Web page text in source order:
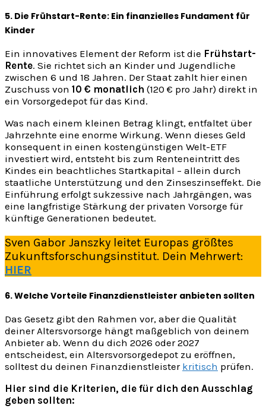
5. Die Frühstart-Rente: Ein finanzielles Fundament für
Kinder
Ein innovatives Element der Reform ist die Frühstart-
Rente. Sie richtet sich an Kinder und Jugendliche
zwischen 6 und 18 Jahren. Der Staat zahlt hier einen
Zuschuss von 10 € monatlich (120 € pro Jahr) direkt in
ein Vorsorgedepot für das Kind.
Was nach einem kleinen Betrag klingt, entfaltet über
Jahrzehnte eine enorme Wirkung. Wenn dieses Geld
konsequent in einen kostengünstigen Welt-ETF
investiert wird, entsteht bis zum Renteneintritt des
Kindes ein beachtliches Startkapital – allein durch
staatliche Unterstützung und den Zinseszinseffekt. Die
Einführung erfolgt sukzessive nach Jahrgängen, was
eine langfristige Stärkung der privaten Vorsorge für
künftige Generationen bedeutet.
Sven Gabor Janszky leitet Europas größtes
Zukunftsforschungsinstitut. Dein Mehrwert:
HIER
6. Welche Vorteile Finanzdienstleister anbieten sollten
Das Gesetz gibt den Rahmen vor, aber die Qualität
deiner Altersvorsorge hängt maßgeblich von deinem
Anbieter ab. Wenn du dich 2026 oder 2027
entscheidest, ein Altersvorsorgedepot zu eröffnen,
solltest du deinen Finanzdienstleister kritisch prüfen.
Hier sind die Kriterien, die für dich den Ausschlag
geben sollten: